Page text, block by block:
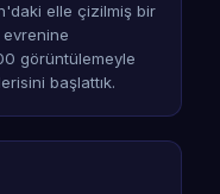
elle çizilmiş bir
görüntülemeyle
başlattık.